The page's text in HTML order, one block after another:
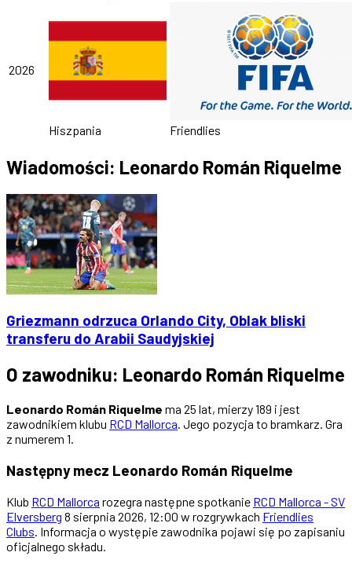
2026
Hiszpania Friendlies
Wiadomości: Leonardo Román Riquelme
Griezmann odrzuca Orlando City, Oblak bliski
transferu do Arabii Saudyjskiej
O zawodniku: Leonardo Román Riquelme
Leonardo Román Riquelme ma 25 lat, mierzy 189 i jest
zawodnikiem klubu RCD Mallorca. Jego pozycja to bramkarz. Gra
z numerem 1.
Następny mecz Leonardo Román Riquelme
Klub RCD Mallorca rozegra następne spotkanie RCD Mallorca - SV
Elversberg 8 sierpnia 2026, 12:00 w rozgrywkach Friendlies
Clubs . Informacja o występie zawodnika pojawi się po zapisaniu
oficjalnego składu.